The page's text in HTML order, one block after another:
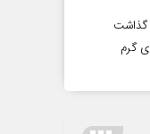
گذاشت
گرم